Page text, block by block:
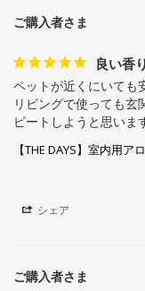
良い香り
ペットが近くにいても
リビングで使っても玄
ピートしようと思いま
【THE DAYS】室内用
シェア